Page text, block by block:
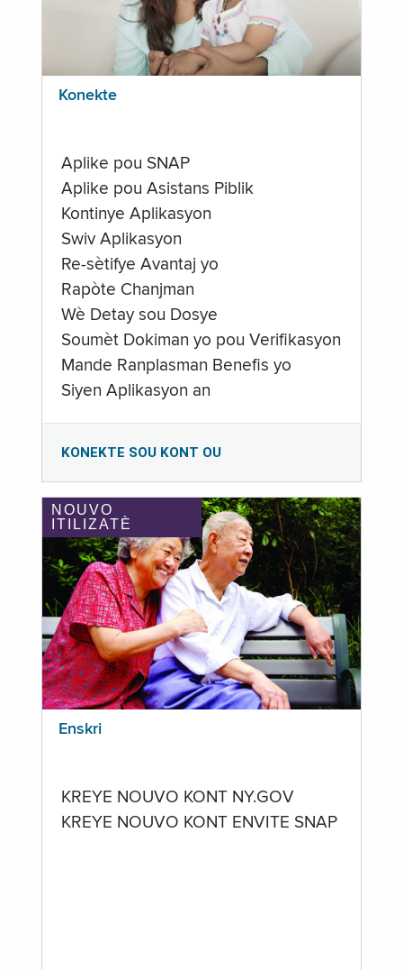
Konekte
Aplike pou SNAP
Aplike pou Asistans Piblik
Kontinye Aplikasyon
Swiv Aplikasyon
Re-sètifye Avantaj yo
Rapòte Chanjman
Wè Detay sou Dosye
Soumèt Dokiman yo pou Verifikasyon
Mande Ranplasman Benefis yo
Siyen Aplikasyon an
KONEKTE SOU KONT OU
NOUVO
ITILIZATÈ
Enskri
KREYE NOUVO KONT NY.GOV
KREYE NOUVO KONT ENVITE SNAP